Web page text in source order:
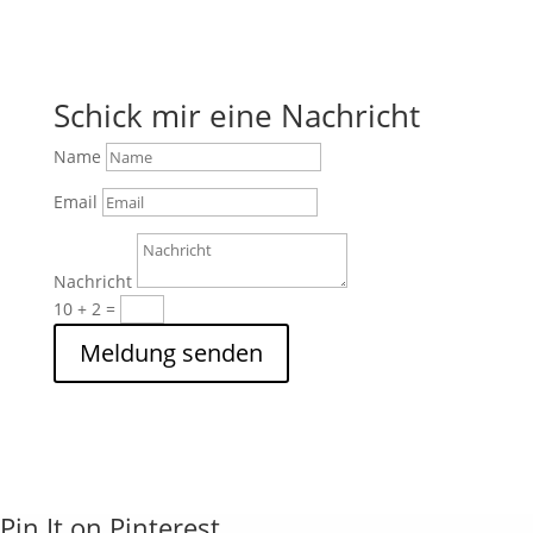
Schick mir eine Nachricht
Name
Email
Nachricht
10 + 2 =
Meldung senden